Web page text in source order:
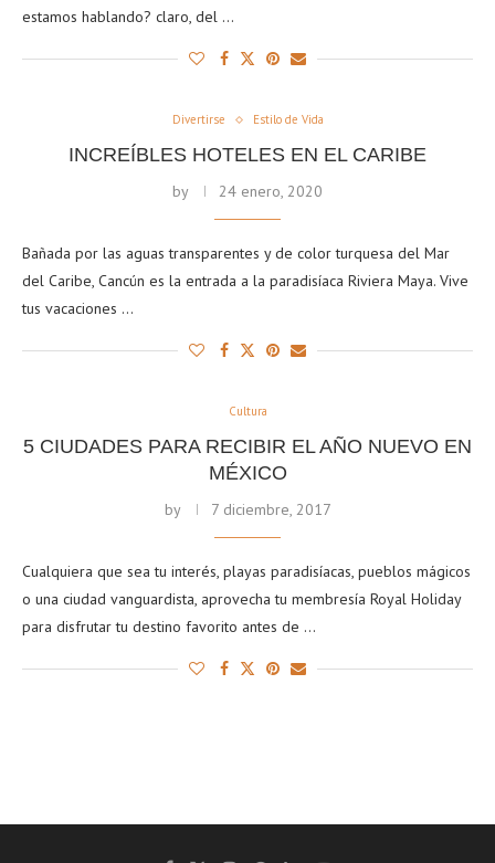
estamos hablando? claro, del …
Divertirse Estilo de Vida
INCREÍBLES HOTELES EN EL CARIBE
by 24 enero, 2020
Bañada por las aguas transparentes y de color turquesa del Mar
del Caribe, Cancún es la entrada a la paradisíaca Riviera Maya. Vive
tus vacaciones …
Cultura
5 CIUDADES PARA RECIBIR EL AÑO NUEVO EN
MÉXICO
by 7 diciembre, 2017
Cualquiera que sea tu interés, playas paradisíacas, pueblos mágicos
o una ciudad vanguardista, aprovecha tu membresía Royal Holiday
para disfrutar tu destino favorito antes de …